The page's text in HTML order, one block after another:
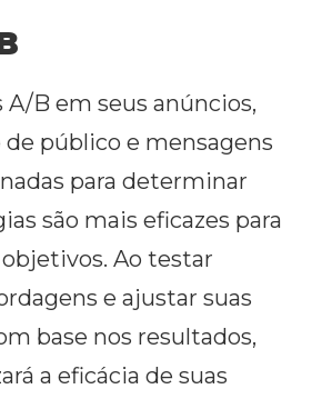
A/B em seus anúncios,
público e mensagens
para determinar
são mais eficazes para
Ao testar
e ajustar suas
base nos resultados,
a eficácia de suas